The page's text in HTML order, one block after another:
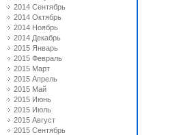
2014 Сентябрь
2014 Октябрь
2014 Ноябрь
2014 Декабрь
2015 Январь
2015 Февраль
2015 Март
2015 Апрель
2015 Май
2015 Июнь
2015 Июль
2015 Август
2015 Сентябрь